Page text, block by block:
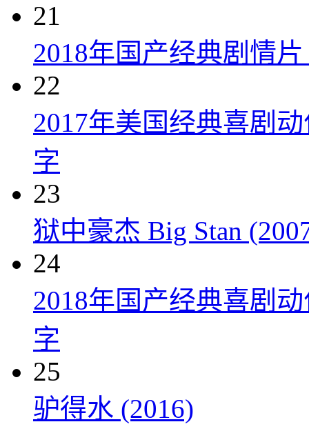
21
2018年国产经典剧情
22
2017年美国经典喜剧
字
23
狱中豪杰 Big Stan
24
2018年国产经典喜剧
字
25
驴得水 (2016)